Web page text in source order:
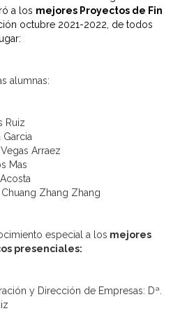
a los mejores Proyectos de Fin
octubre 2021-2022, de todos
alumnas:
Ruiz
Garcia
Arraez
Mas
Chuang Zhang Zhang
especial a los mejores
presenciales:
y Dirección de Empresas: Dª.